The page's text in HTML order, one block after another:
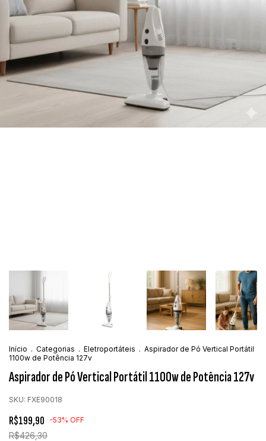
Início . Categorias . Eletroportáteis . Aspirador de Pó Vertical Portátil
1100w de Potência 127v
Aspirador de Pó Vertical Portátil 1100w de Potência 127v
SKU: FXE90018
R$199,90 -53% OFF
R$426,30